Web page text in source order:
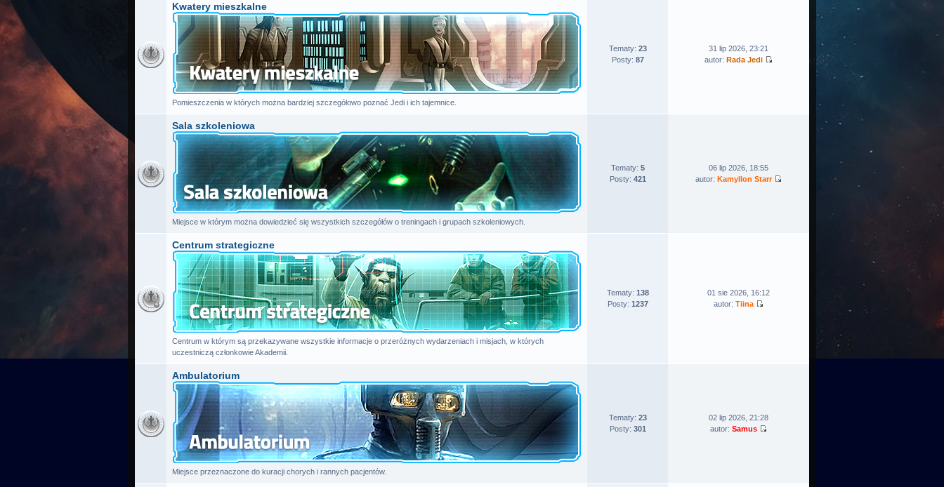
Kwatery mieszkalne
Pomieszczenia w których można bardziej szczegółowo poznać Jedi i ich tajemnice.
Tematy: 23
Posty: 87
31 lip 2026, 23:21
autor: Rada Jedi
Sala szkoleniowa
Miejsce w którym można dowiedzieć się wszystkich szczegółów o treningach i grupach szkoleniowych.
Tematy: 5
Posty: 421
06 lip 2026, 18:55
autor: Kamyllon Starr
Centrum strategiczne
Centrum w którym są przekazywane wszystkie informacje o przeróżnych wydarzeniach i misjach, w których
uczestniczą członkowie Akademii.
Tematy: 138
Posty: 1237
01 sie 2026, 16:12
autor: Tiina
Ambulatorium
Miejsce przeznaczone do kuracji chorych i rannych pacjentów.
Tematy: 23
Posty: 301
02 lip 2026, 21:28
autor: Samus